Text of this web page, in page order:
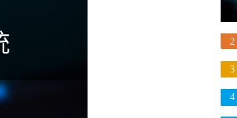
2
3
4